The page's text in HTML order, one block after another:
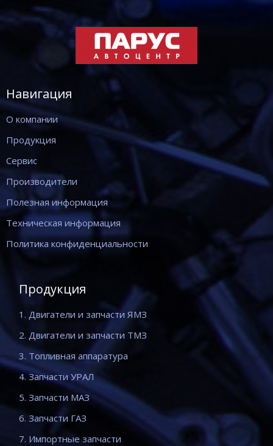
Навигация
О компании
Продукция
Сервис
Производители
Полезная информация
Техническая информация
Политика конфиденциальности
Продукция
1. Двигатели и запчасти ЯМЗ
2. Двигатели и запчасти ТМЗ
3. Топливная аппаратура
4. Запчасти УРАЛ
5. Запчасти МАЗ
6. Запчасти ГАЗ
7. Импортные запчасти